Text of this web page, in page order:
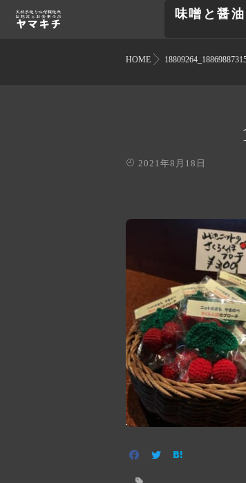
味噌と醤油
HOME
2021年8月18日